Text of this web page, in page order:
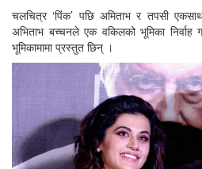
चलचित्र ‘पिंक’ पछि अमिताभ र तपसी
अभिताभ बच्चनले एक वकिलको भूमिका निर्वाह
भूमिकामामा प्रस्तुत छिन् ।